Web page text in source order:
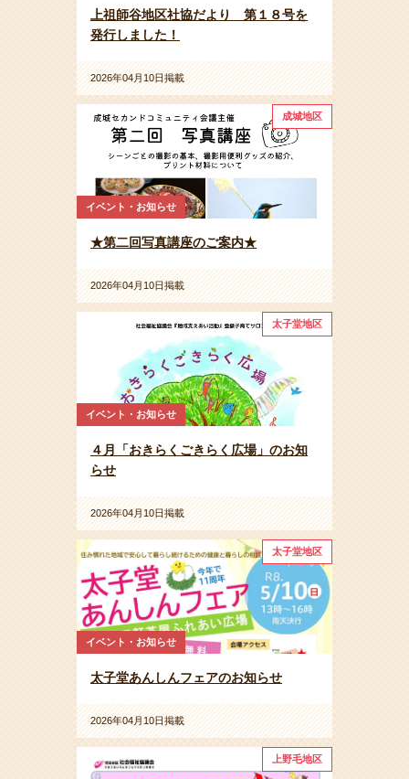
上祖師谷地区社協だより 第１８号を
発行しました！
2026年04月10日掲載
成城地区
イベント・お知らせ
★第二回写真講座のご案内★
2026年04月10日掲載
太子堂地区
イベント・お知らせ
４月「おきらくごきらく広場」のお知
らせ
2026年04月10日掲載
太子堂地区
イベント・お知らせ
太子堂あんしんフェアのお知らせ
2026年04月10日掲載
上野毛地区